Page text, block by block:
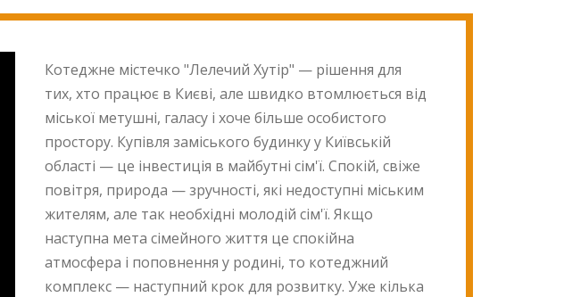
Котеджне містечко "Лелечий Хутір" — рішення для
тих, хто працює в Києві, але швидко втомлюється від
міської метушні, галасу і хоче більше особистого
простору. Купівля заміського будинку у Київській
області — це інвестиція в майбутні сім'ї. Спокій, свіже
повітря, природа — зручності, які недоступні міським
жителям, але так необхідні молодій сім'ї. Якщо
наступна мета сімейного життя це спокійна
атмосфера і поповнення у родині, то котеджний
комплекс — наступний крок для розвитку. Уже кілька